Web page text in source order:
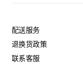
轻质外底
便鞋
橡胶内底
橡胶外底
意大利制造
泽。为了让您的鞋履
法：
- 避免接触水、油、香
浅色软布将液体擦干。
配送服务
退换货政策
联系客服